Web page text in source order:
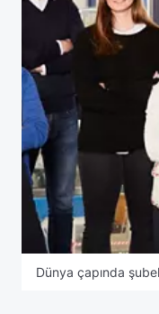
Dünya çapında